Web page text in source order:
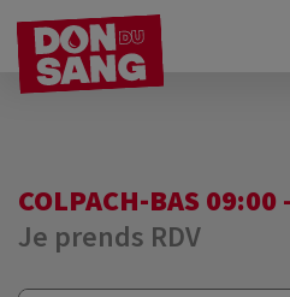
COLPACH-BAS 09:00
Je prends RDV